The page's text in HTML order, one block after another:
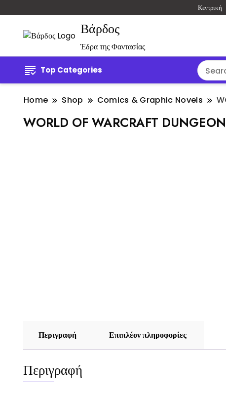
Κεντρική
Βάρδος
Έδρα της Φαντασίας
Top Categories
Home Shop Comics & Graphic Novels
WORLD OF WARCRAFT
Περιγραφή Επιπλέον πληροφορίες
Περιγραφή